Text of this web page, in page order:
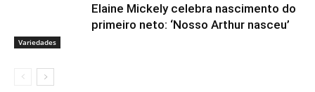
Variedades
Elaine Mickely celebra nascimento do
primeiro neto: ‘Nosso Arthur nasceu’